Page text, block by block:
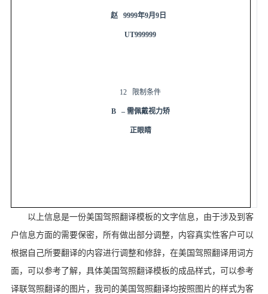
赵 9999年9月9 日
UT999999
12 限制条件
B – 需佩戴视力矫
正眼睛
以上信息是一份美国驾照翻译模板的文字信息，由于涉及到客
户信息方面的需要保密，所有做出部分调整，内容真实性客户可以
根据自己所要翻译的内容进行调整和修辞，在美国驾照翻译用词方
面，可以参考了解，具体美国驾照翻译模板的成品样式，可以参考
译联驾照翻译的图片，我司的美国驾照翻译均按照图片的样式为客